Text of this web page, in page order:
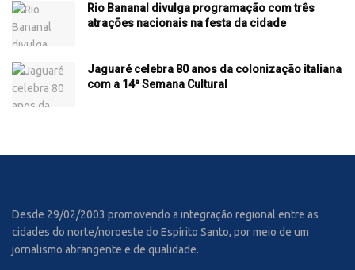
Rio Bananal divulga programação com três
atrações nacionais na festa da cidade
Jaguaré celebra 80 anos da colonização italiana
com a 14ª Semana Cultural
Desde 29/02/2003 promovendo a integração regional entre as
cidades do norte/noroeste do Espírito Santo, por meio de um
jornalismo abrangente e de qualidade.